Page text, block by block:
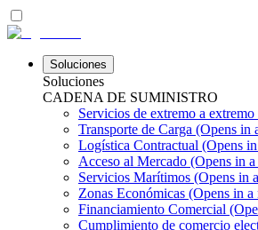
Soluciones
Soluciones
CADENA DE SUMINISTRO
Servicios de extremo a extremo
Transporte de Carga (Opens in
Logística Contractual (Opens
Acceso al Mercado (Opens in
Servicios Marítimos (Opens in
Zonas Económicas (Opens in a
Financiamiento Comercial
Cumplimiento de comercio